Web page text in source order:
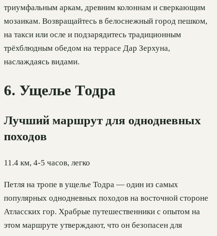
триумфальным аркам, древним колоннам и сверкающим
мозаикам. Возвращайтесь в белоснежный город пешком,
на такси или осле и подзарядитесь традиционным
трёхблюдным обедом на террасе Дар Зерхуна,
наслаждаясь видами.
6. Ущелье Тодра
Лучший маршрут для однодневных
походов
11.4 км, 4-5 часов, легко
Петля на тропе в ущелье Тодра — один из самых
популярных однодневных походов на восточной стороне
Атласских гор. Храбрые путешественники с опытом на
этом маршруте утверждают, что он безопасен для